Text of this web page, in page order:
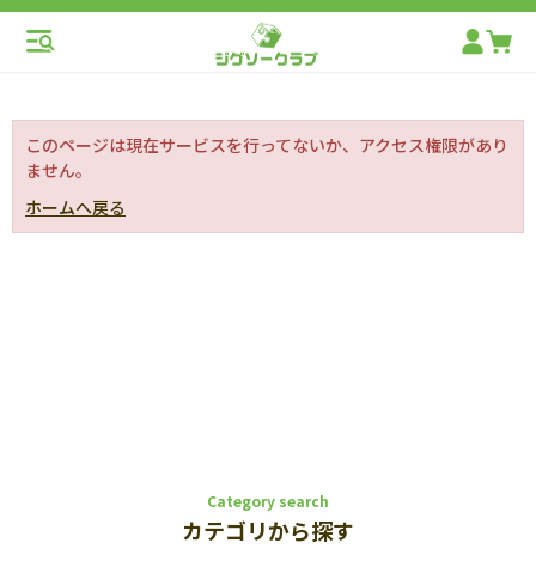
このページは現在サービスを行ってないか、アクセス権限があり
ません。
ホームへ戻る
Category search
カテゴリから探す